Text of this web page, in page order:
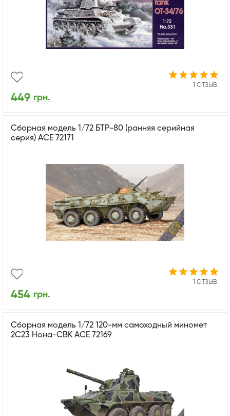
1 ОТЗЫВ
449 грн.
Сборная модель 1/72 БТР-80 (ранняя серийная
серия) ACE 72171
1 ОТЗЫВ
454 грн.
Сборная модель 1/72 120-мм самоходный миномет
2С23 Нона-СВК ACE 72169